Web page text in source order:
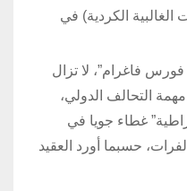
الغالبية الكردية) في
فاغرام”، لا تزال
التحالف الدولي،
غطاء جويا في
حسبما أورد العقيد